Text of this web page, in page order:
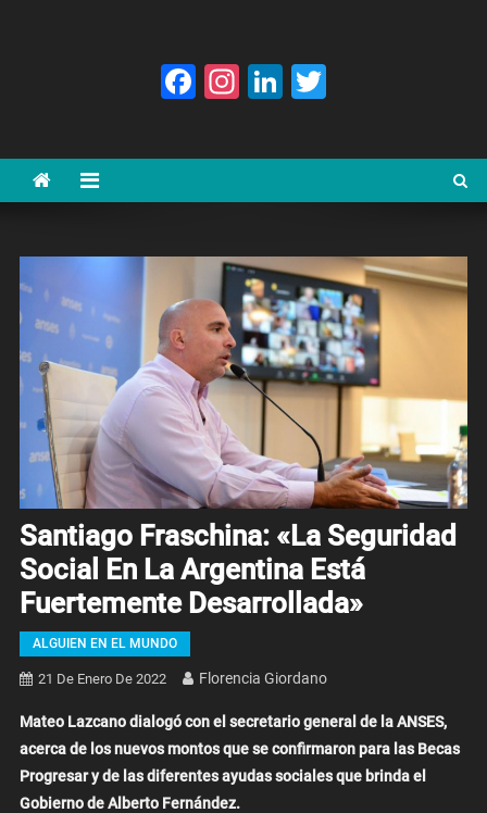
Facebook
Instagram
LinkedIn
Santiago Fraschina: «La Seguridad
Social En La Argentina Está
Fuertemente Desarrollada»
ALGUIEN EN EL MUNDO
21 De Enero De 2022 Florencia Giordano
Mateo Lazcano dialogó con el secretario general de la ANSES,
acerca de los nuevos montos que se confirmaron para las Becas
Progresar y de las diferentes ayudas sociales que brinda el
Gobierno de Alberto Fernández.